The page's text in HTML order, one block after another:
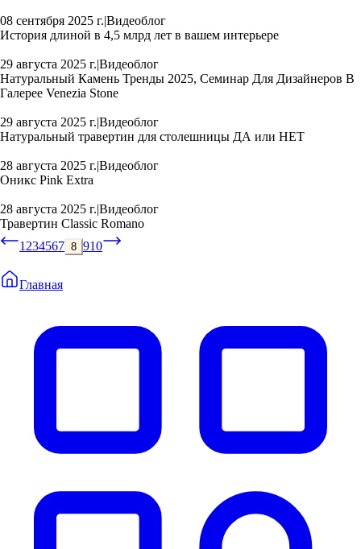
08 сентября 2025 г.|Видеоблог
История длиной в 4,5 млрд лет в вашем интерьере
29 августа 2025 г.|Видеоблог
Натуральный Камень Тренды 2025, Семинар Для Дизайнеров В
Галерее Venezia Stone
29 августа 2025 г.|Видеоблог
Натуральный травертин для столешницы ДА или НЕТ
28 августа 2025 г.|Видеоблог
Оникс Pink Extra
28 августа 2025 г.|Видеоблог
Травертин Classic Romano
1 234567 8 910
Главная